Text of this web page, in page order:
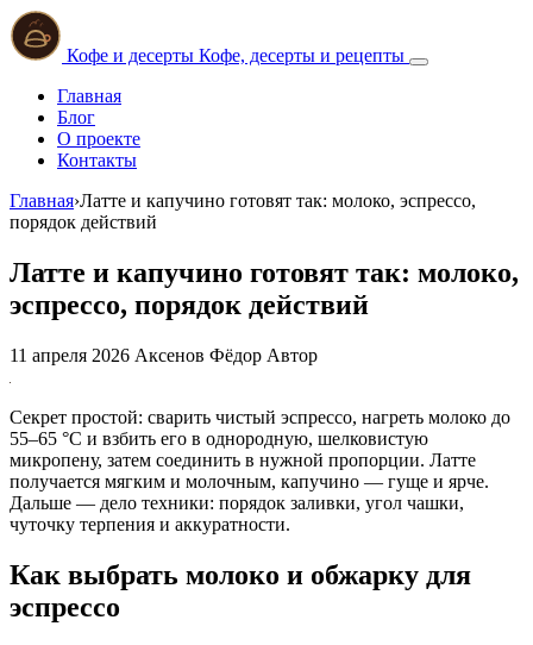
Кофе и десерты Кофе, десерты и рецепты
Главная
Блог
О проекте
Контакты
Главная›Латте и капучино готовят так: молоко, эспрессо,
порядок действий
Латте и капучино готовят так: молоко,
эспрессо, порядок действий
11 апреля 2026 Аксенов Фёдор Автор
Секрет простой: сварить чистый эспрессо, нагреть молоко до
55–65 °C и взбить его в однородную, шелковистую
микропену, затем соединить в нужной пропорции. Латте
получается мягким и молочным, капучино — гуще и ярче.
Дальше — дело техники: порядок заливки, угол чашки,
чуточку терпения и аккуратности.
Как выбрать молоко и обжарку для
эспрессо